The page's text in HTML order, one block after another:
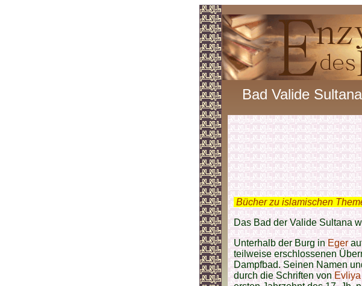
Bad Valide Sultana
Bücher zu islamischen
Das Bad der Valide Sultana
Unterhalb der Burg inEger
teilweise erschlossenen
Dampfbad. Seinen Namen
durch die Schriften von